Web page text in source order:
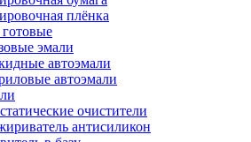
плёнка
эмали
автоэмали
автоэмали
очистители
антисиликон